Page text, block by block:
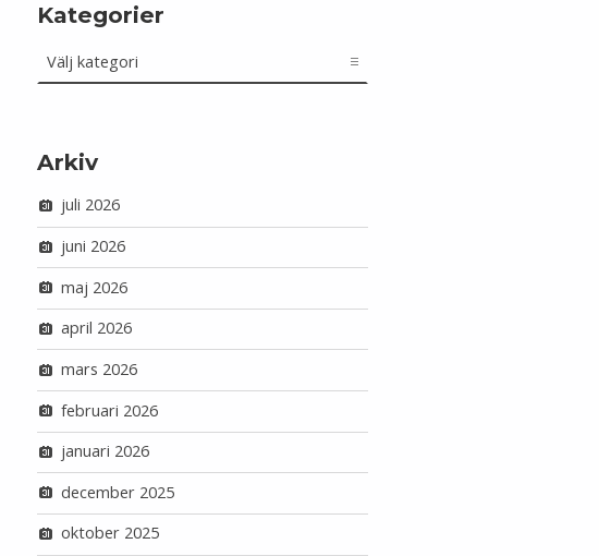
Kategorier
Arkiv
juli 2026
juni 2026
maj 2026
april 2026
mars 2026
februari 2026
januari 2026
december 2025
oktober 2025